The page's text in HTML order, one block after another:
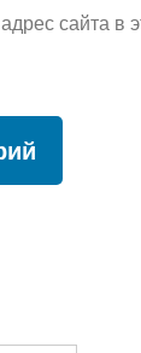
сайта